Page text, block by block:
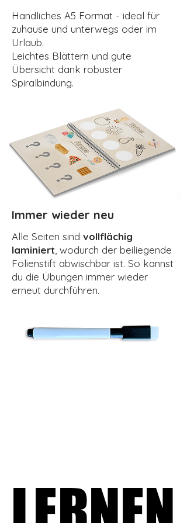
Handliches A5 Format - ideal für
zuhause und unterwegs oder im
Urlaub.
Leichtes Blättern und gute
Übersicht dank robuster
Spiralbindung.
Immer wieder neu
Alle Seiten sind vollflächig
laminiert , wodurch der beiliegende
Folienstift abwischbar ist. So kannst
du die Übungen immer wieder
erneut durchführen.